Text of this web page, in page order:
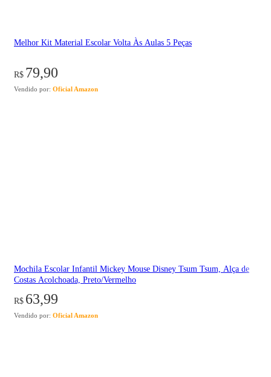
Melhor Kit Material Escolar Volta Às Aulas 5 Peças
R$ 79,90
Vendido por: Oficial Amazon
Mochila Escolar Infantil Mickey Mouse Disney Tsum Tsum, Alça de
Costas Acolchoada, Preto/Vermelho
R$ 63,99
Vendido por: Oficial Amazon